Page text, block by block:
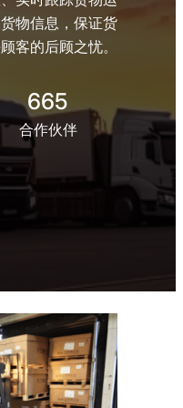
物信息，保证货
客的后顾之忧。
665
合作伙伴